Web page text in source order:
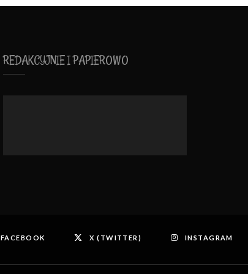
REDAKCYJNIE I PAPIEROWO
FACEBOOK X (TWITTER) INSTAGRAM